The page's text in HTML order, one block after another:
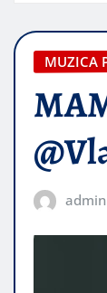
MUZICA
admin